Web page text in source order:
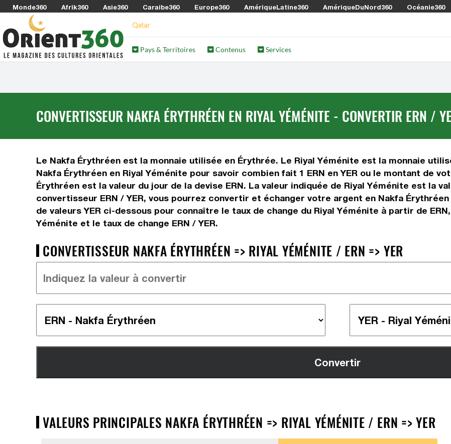
Monde360 Afrik360 Asie360 Caraibe360 Europe360 AmériqueLatine360 AmériqueDuNord360 Océanie360
Qatar
Pays & Territoires Contenus Services
CONVERTISSEUR NAKFA ÉRYTHRÉEN EN RIYAL YÉMÉNITE - CONVERTIR ERN /
Le Nakfa Érythréen est la monnaie utilisée en Érythrée. Le Riyal Yéménite est la monnaie
Nakfa Érythréen en Riyal Yéménite pour savoir combien fait 1 ERN en YER ou le montant de
Érythréen est la valeur du jour de la devise ERN. La valeur indiquée de Riyal Yéménite est la
convertisseur ERN / YER, vous pourrez convertir et échanger votre argent en Nakfa
de valeurs YER ci-dessous pour connaître le taux de change du Riyal Yéménite à partir de
Yéménite et le taux de change ERN / YER.
CONVERTISSEUR NAKFA ÉRYTHRÉEN => RIYAL YÉMÉNITE / ERN => YER
VALEURS PRINCIPALES NAKFA ÉRYTHRÉEN => RIYAL YÉMÉNITE / ERN => YER